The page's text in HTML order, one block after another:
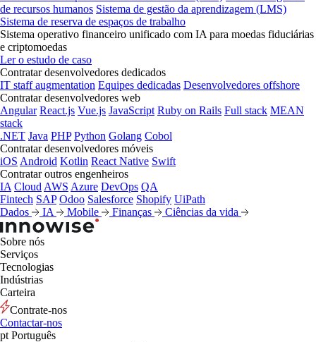
de recursos humanos Sistema de gestão da aprendizagem (LMS)
Sistema de reserva de espaços de trabalho
Sistema operativo financeiro unificado com IA para moedas fiduciárias
e criptomoedas
Ler o estudo de caso
Contratar desenvolvedores dedicados
IT staff augmentation Equipes dedicadas Desenvolvedores offshore
Contratar desenvolvedores web
Angular React.js Vue.js JavaScript Ruby on Rails Full stack MEAN
stack
.NET Java PHP Python Golang Cobol
Contratar desenvolvedores móveis
iOS Android Kotlin React Native Swift
Contratar outros engenheiros
IA Cloud AWS Azure DevOps QA
Fintech SAP Odoo Salesforce Shopify UiPath
Dados
IA Mobile Finanças Ciências da vida
Sobre nós
Serviços
Tecnologias
Indústrias
Carteira
Contrate-nos
Contactar-nos
pt Português